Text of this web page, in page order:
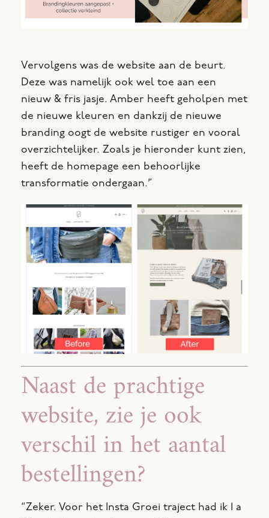
Vervolgens was de website aan de beurt.
Deze was namelijk ook wel toe aan een
nieuw & fris jasje. Amber heeft geholpen met
de nieuwe kleuren en dankzij de nieuwe
branding oogt de website rustiger en vooral
overzichtelijker. Zoals je hieronder kunt zien,
heeft de homepage een behoorlijke
transformatie ondergaan.”
Naast de prachtige
website, zie je ook
verschil in het aantal
bestellingen?
“Zeker. Voor het Insta Groei traject had ik 1 a